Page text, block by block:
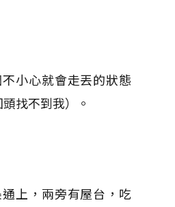
小心就會走丟的狀態
頭找不到我）。
上，兩旁有屋台，吃